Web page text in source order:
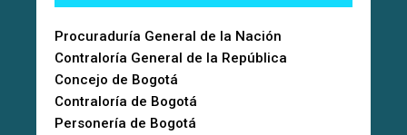
Procuraduría General de la Nación
Contraloría General de la República
Concejo de Bogotá
Contraloría de Bogotá
Personería de Bogotá